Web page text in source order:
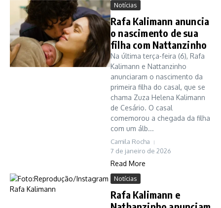
Notícias
Rafa Kalimann anuncia
o nascimento de sua
filha com Nattanzinho
Na última terça-feira (6), Rafa
Kalimann e Nattanzinho
anunciaram o nascimento da
primeira filha do casal, que se
chama Zuza Helena Kalimann
de Cesário. O casal
comemorou a chegada da filha
com um álb...
Camila Rocha
7 de janeiro de 2026
Read More
Notícias
Rafa Kalimann e